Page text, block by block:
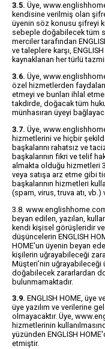
3.5. Üye,
kendisine verilmiş olan
üyenin söz konusu şifreyi
sebeple doğabilecek tüm
merciler tarafından
ve taleplere karşı,
kaynaklanan her türlü
3.6. Üye,
özel hizmetlerden
etmeyi ve bunları ihlal
takdirde, doğacak tüm
münhasıran üyeyi
3.7. Üye,
hizmetlerini ve hiçbir
başkalarını rahatsız ve
başkalarının fikri ve telif
almakta olduğu hizmetleri
veya satışa arz etme gibi
başkalarının hizmetleri
(spam, virus, truva atı,
3.8.
beyan edilen, yazılan,
kendi kişisel görüşleridir
düşüncelerin ENGLISH
HOME'un üyenin beyan
kişilerin uğrayabileceği
Müşteri’nin
doğabilecek zararlardan
bulunmamaktadır.
3.9. ENGLISH HOME, üye
üye yazılım ve verilerine
olmayacaktır. Üye,
hizmetlerinin
yüzünden ENGLISH
etmiştir.